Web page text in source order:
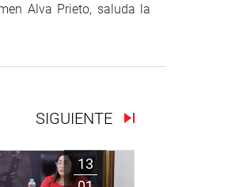
Alva Prieto, saluda la
SIGUIENTE
13